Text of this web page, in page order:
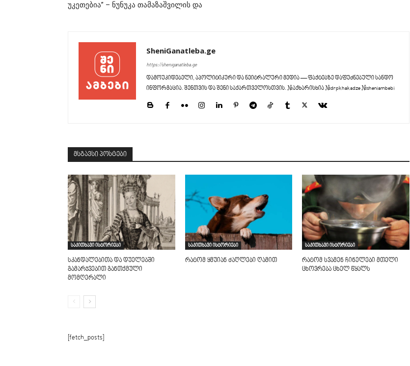
უკეთებია” – ნუნუკა თამაზაშვილის და
SheniGanatleba.ge
https://sheniganatleba.ge
დამოუკიდებელი, აპოლიტიკური და ნეიტრალური მედია — ფაქტებზე დაფუძნებული სანდო
ინფორმაცია. შენთვის და შენი საქართველოსთვის. #აქხარისხია #drpkhakadze #sheniambebi
მსგავსი პოსტები
საკითხავი ისტორიები
სკანდალებითა და დუელებში
გამარჯვებით განთქმული
მომღერალი
საკითხავი ისტორიები
რატომ ყმუიან ძაღლები ღამით
საკითხავი ისტორიები
რატომ სვამენ ჩინელები მთელი
ცხოვრება ცხელ წყალს
[fetch_posts]